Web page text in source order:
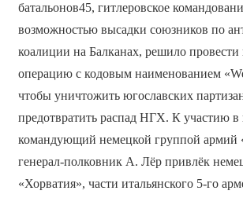
батальонов45, гитлеровское
возможностью высадки союзников по
коалиции на Балканах, решило
операцию с кодовым наименованием
чтобы уничтожить югославских
предотвратить распад НГХ. К участию в
командующий немецкой группой армий
генерал-полковник А. Лёр привлёк
«Хорватия», части итальянского 5-го